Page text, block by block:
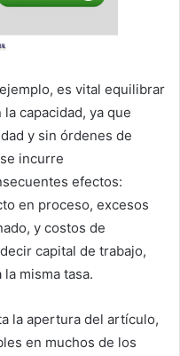
es vital equilibrar
capacidad, ya que
y sin órdenes de
incurre
efectos:
en proceso, excesos
y costos de
capital de trabajo,
misma tasa.
la apertura del artículo,
en muchos de los